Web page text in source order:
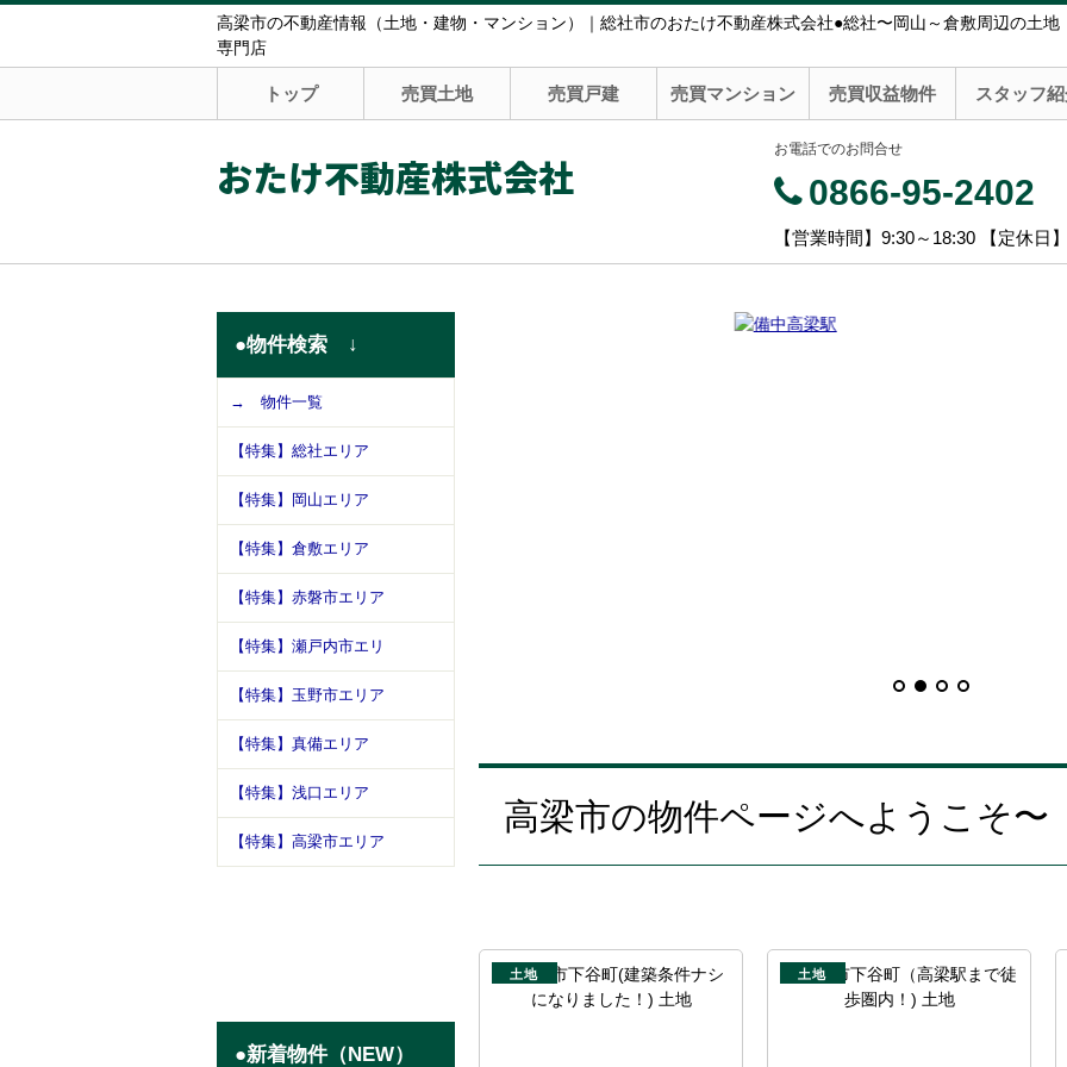
高梁市の不動産情報（土地・建物・マンション）｜総社市のおたけ不動産株式会社●総社〜岡山～倉敷周辺の土
専門店
トップ 売買土地 売買戸建 売買マンション 売買収益物件 スタッフ
おたけ不動産株式会社
お電話でのお問合せ
0866-95-2402
【営業時間】9:30～18:30 【定休日
●物件検索 ↓
→ 物件一覧
【特集】総社エリア
【特集】岡山エリア
【特集】倉敷エリア
【特集】赤磐市エリア
【特集】瀬戸内市エリ
【特集】玉野市エリア
【特集】真備エリア
【特集】浅口エリア
【特集】高梁市エリア
●新着物件（NEW）
高梁市の物件ページへようこそ〜
土地 土地